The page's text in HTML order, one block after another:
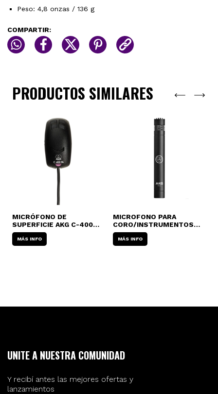
Peso: 4,8 onzas / 136 g
COMPARTIR:
PRODUCTOS SIMILARES
MICRÓFONO DE
SUPERFICIE AKG C-400
CONDENSER
MÁS INFO
MICROFONO PARA
CORO/INSTRUMENTOS
AKG P-170 PERCEPTION
CONDENSER
MÁS INFO
UNITE A NUESTRA COMUNIDAD
Y recibí antes las mejores ofertas y
lanzamientos